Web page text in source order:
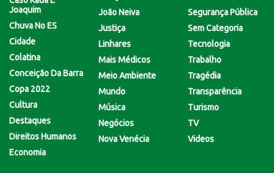
Joaquim
Chuva No ES
Cidade
Colatina
Conceição Da Barra
Copa 2022
Cultura
Destaques
Direitos Humanos
Economia
João Neiva
Justiça
Linhares
Mais Médicos
Meio Ambiente
Mundo
Música
Negócios
Nova Venécia
Segurança Pública
Sem Categoria
Tecnologia
Trabalho
Tragédia
Transparência
Turismo
TV
Videos